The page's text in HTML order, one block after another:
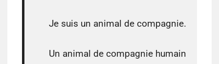
Je suis un animal de compagnie.
Un animal de compagnie humain